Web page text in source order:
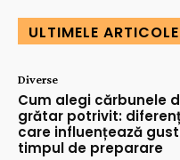
ULTIMELE ARTICOLE
Diverse
Cum alegi cărbunele
grătar potrivit:
care influențează
timpul de preparare